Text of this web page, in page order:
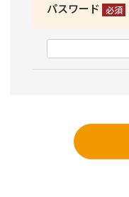
パスワード
須)